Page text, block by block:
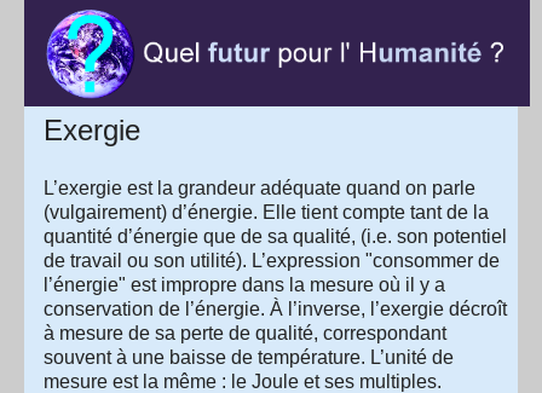
Exergie
L’exergie est la grandeur adéquate quand on parle
(vulgairement) d’énergie. Elle tient compte tant de la
quantité d’énergie que de sa qualité, (i.e. son potentiel
de travail ou son utilité). L’expression "consommer de
l’énergie" est impropre dans la mesure où il y a
conservation de l’énergie. À l’inverse, l’exergie décroît
à mesure de sa perte de qualité, correspondant
souvent à une baisse de température. L’unité de
mesure est la même : le Joule et ses multiples.